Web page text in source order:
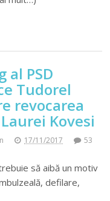
al PSD
Tudorel
revocarea
Kovesi
17/11/2017
53
să aibă un motiv
defilare,